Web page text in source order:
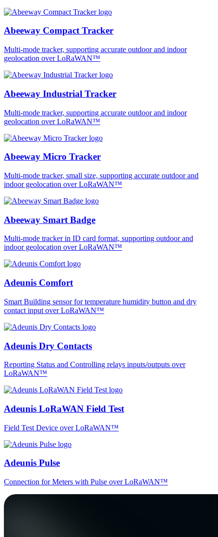
Abeeway Compact Tracker
Multi-mode tracker, supporting accurate outdoor and indoor
geolocation over LoRaWAN™
Abeeway Industrial Tracker
Multi-mode tracker, supporting accurate outdoor and indoor
geolocation over LoRaWAN™
Abeeway Micro Tracker
Multi-mode tracker, small size, supporting accurate outdoor and
indoor geolocation over LoRaWAN™
Abeeway Smart Badge
Multi-mode tracker in ID card format, supporting outdoor and
indoor geolocation over LoRaWAN™
Adeunis Comfort
Smart Building sensor for temperature humidity button and dry
contact input over LoRaWAN™
Adeunis Dry Contacts
Reporting Status and Controlling relays inputs/outputs over
LoRaWAN™
Adeunis LoRaWAN Field Test
Field Test Device over LoRaWAN™
Adeunis Pulse
Connection for Meters with Pulse over LoRaWAN™